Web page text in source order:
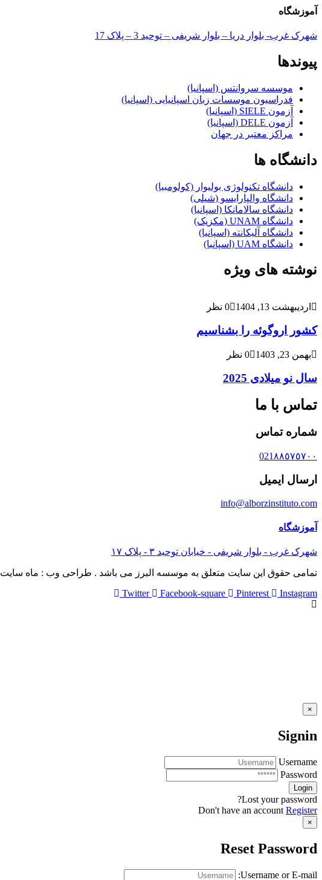
آموزشگاه
شهرک غرب- بلوار دریا – بلوار شریفی – توحید 3 – پلاک 17
پیوندها
موسسه سروانتس (اسپانیا)
فدراسیون موسسات زبان اسپانیایی (اسپانیا)
آزمون SIELE (اسپانیا)
آزمون DELE (اسپانیا)
مراکز معتبر در جهان
دانشگاه ها
دانشگاه تکنولوژی بولیوار (کولومبیا)
دانشگاه والپارایسو (شیلی)
دانشگاه سالامانکا (اسپانیا)
دانشگاه UNAM (مکزیک)
دانشگاه آلیکانته (اسپانیا)
دانشگاه UAM (اسپانیا)
نوشته های ویژه
اردیبهشت 13, 1404 0 نظر
کشور اروگوئه را بشناسیم
بهمن 23, 1403 0 نظر
سال نو میلادی 2025
تماس با ما
شماره تماس
021٨٨٥٧٥٧٠٠
ارسال ایمیل
info@alborzinstituto.com
آموزشگاه
شهرک غرب - بلوار شریفی - خیابان توحید ٣ - پلاک ١٧
تمامی حقوق این سایت متعلق به موسسه البرز می باشد . طراحی وب : ماه سایت
Twitter
Facebook-square Pinterest Instagram
×
Signin
Username
Password
Lost your password?
Don't have an account Register
×
Reset Password
Username or E-mail: